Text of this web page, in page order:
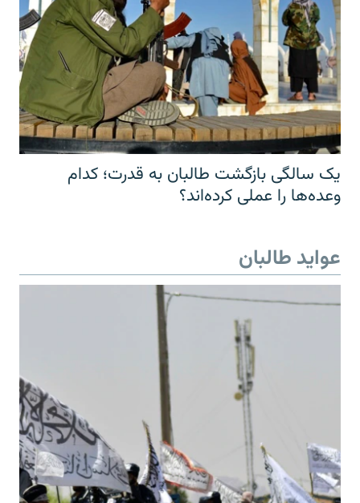
یک سالگی بازگشت طالبان به قدرت؛ کدام
وعده‌ها را عملی کرده‌اند؟
عواید طالبان